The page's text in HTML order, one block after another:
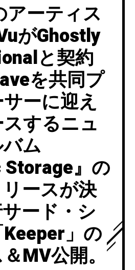
アーティス
がGhostly
と契約
を共同プ
ーに迎え
するニュ
ム
Storage』の
ースが決
ード・シ
」の
MV公開。